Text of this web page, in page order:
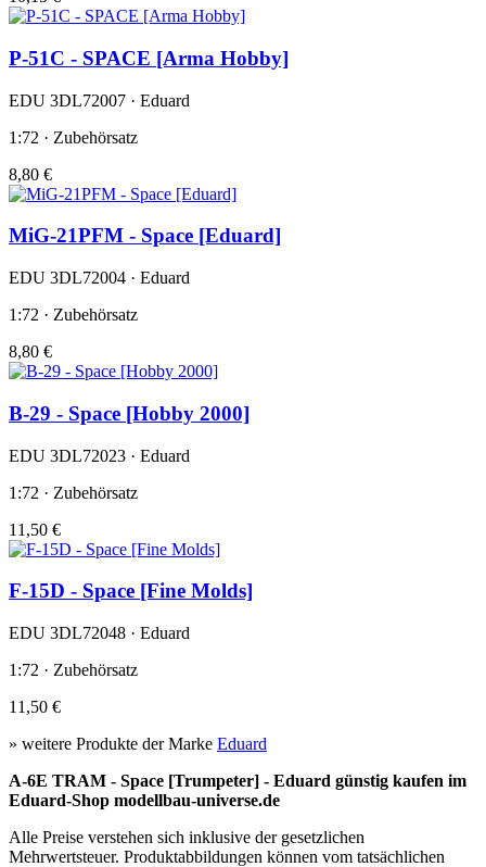
P-51C - SPACE [Arma Hobby]
EDU 3DL72007 · Eduard
1:72 · Zubehörsatz
8,80 €
MiG-21PFM - Space [Eduard]
EDU 3DL72004 · Eduard
1:72 · Zubehörsatz
8,80 €
B-29 - Space [Hobby 2000]
EDU 3DL72023 · Eduard
1:72 · Zubehörsatz
11,50 €
F-15D - Space [Fine Molds]
EDU 3DL72048 · Eduard
1:72 · Zubehörsatz
11,50 €
» weitere Produkte der Marke Eduard
A-6E TRAM - Space [Trumpeter] - Eduard günstig kaufen im
Eduard-Shop modellbau-universe.de
Alle Preise verstehen sich inklusive der gesetzlichen
Mehrwertsteuer. Produktabbildungen können vom tatsächlichen